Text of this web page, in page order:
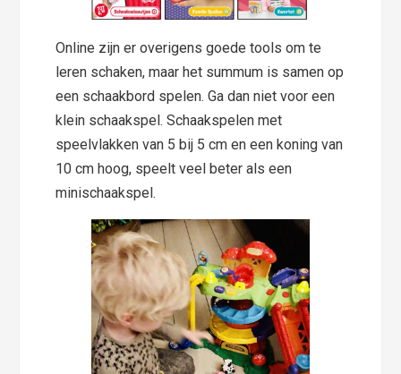
Online zijn er overigens goede tools om te
leren schaken, maar het summum is samen op
een schaakbord spelen. Ga dan niet voor een
klein schaakspel. Schaakspelen met
speelvlakken van 5 bij 5 cm en een koning van
10 cm hoog, speelt veel beter als een
minischaakspel.